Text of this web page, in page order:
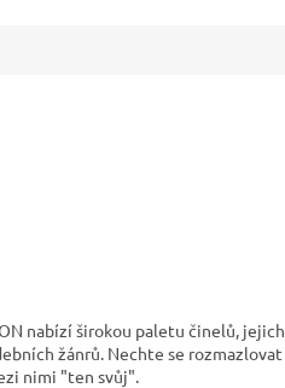
nabízí širokou paletu činelů, jejich
žánrů. Nechte se rozmazlovat
nimi "ten svůj".